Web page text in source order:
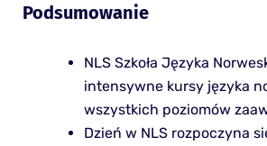
Podsumowanie
NLS Szkoła Języka
intensywne kursy języka
wszystkich poziomów
Dzień w NLS rozpoczyna